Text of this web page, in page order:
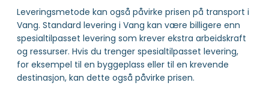
Leveringsmetode kan også påvirke prisen på transport i
Vang. Standard levering i Vang kan være billigere enn
spesialtilpasset levering som krever ekstra arbeidskraft
og ressurser. Hvis du trenger spesialtilpasset levering,
for eksempel til en byggeplass eller til en krevende
destinasjon, kan dette også påvirke prisen.